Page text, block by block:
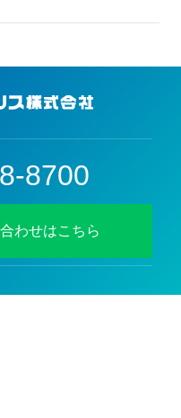
8700
わせはこちら